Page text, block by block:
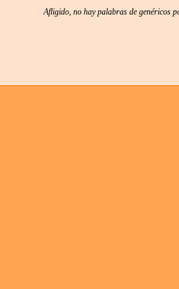
Afligido, no hay palabras de genéricos